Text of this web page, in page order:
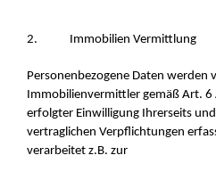
2. Immobilien Vermittlung
Personenbezogene Daten werden
Immobilienvermittler gemäß Art. 6
erfolgter Einwilligung Ihrerseits
vertraglichen Verpflichtungen
verarbeitet z.B. zur